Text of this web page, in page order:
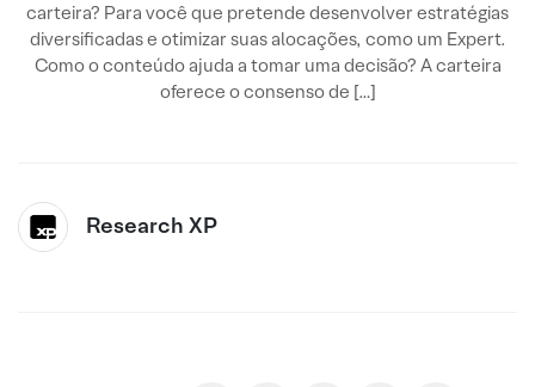
carteira? Para você que pretende desenvolver estratégias
diversificadas e otimizar suas alocações, como um Expert.
Como o conteúdo ajuda a tomar uma decisão? A carteira
oferece o consenso de […]
Research XP